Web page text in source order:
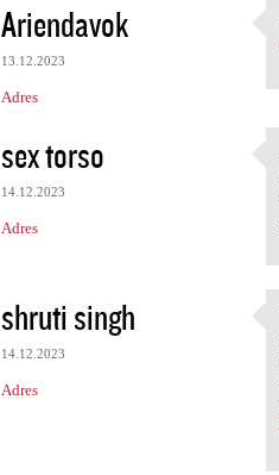
Ariendavok
13.12.2023
Adres
sex torso
14.12.2023
Adres
shruti singh
14.12.2023
Adres